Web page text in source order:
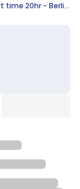
Sales Assistant - part time 20hr - Berlin - M/W/D